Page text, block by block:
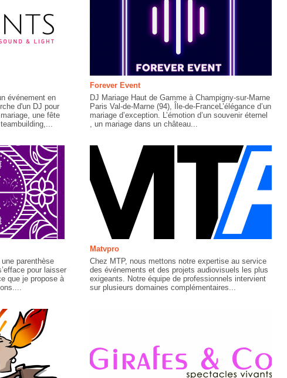
événement en
d'un DJ pour
une fête
Forever Event
DJ Mariage Haut de Gamme à Champigny-sur-Marne
Paris Val-de-Marne (94), Île-de-FranceL’élégance d’un
mariage d’exception. L’émotion d’un souvenir éternel
, un mariage dans un château...
parenthèse
pour laisser
que je propose à
Matvpro
Chez MTP, nous mettons notre expertise au service
des événements et des projets audiovisuels les plus
exigeants. Notre équipe de professionnels intervient
sur plusieurs domaines complémentaires...